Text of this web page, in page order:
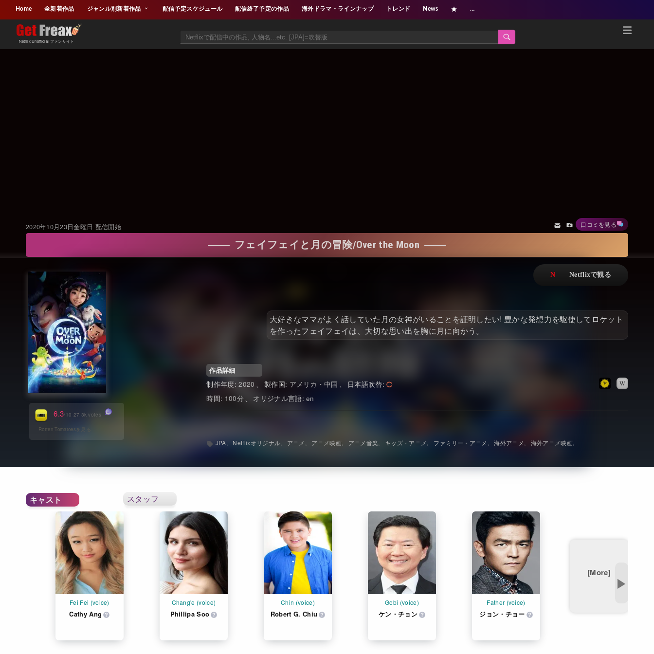
Home 全新着作品 ジャンル別新着作品 配信予定スケジュール 配信終了予定の作品 海外ドラマ・ラインナップ トレンド News …
Netflix Unofficial ファンサイト
Netflix新着作品
アジア映画
ドキュメンタリー
Netflixオリジナル作品
日本語吹替対応作品
その他の国のTV番組
Watchlistへ
Netflix 吹替版作品
Netflix 高い評価の海外作品
みんなの作品レビュー
Get Freaxフォーラム
Netflixコース別料金プラン
閉じる
2020年10月23日金曜日 配信開始 口コミを見る
フェイフェイと月の冒険/Over the Moon
大好きなママがよく話していた月の女神がいることを証明したい! 豊かな発想力を駆使してロケット
を作ったフェイフェイは、大切な思い出を胸に月に向かう。
作品詳細
2020
アメリカ・中国
日本語吹替
100
en
6.3/10 27.3k votes
▶
スタッフ
キャスト
Fei Fei (voice)
Cathy Ang
Chang'e (voice)
Phillipa Soo
Chin (voice)
Robert G. Chiu
Gobi (voice)
ケン・チョン
Father (voice)
ジョン・チョー
[More]
JPA Netflixオリジナル アニメ アニメ映画 アニメ音楽 キッズ・アニメ ファミリー・アニメ 海外アニメ 海外アニメ映画